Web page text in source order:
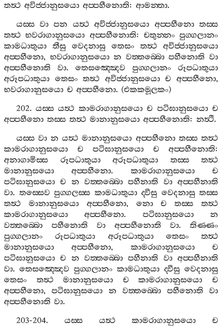
තත්‍ථ අවිජ‍්ජානුසයො අප‍්පහීනොති: ආමන‍්තා.
යස‍්ස වා පන යත්‍ථ අවිජ‍්ජානුසයො අප‍්පහීනො තස‍්ස
තත්‍ථ භවරාගානුසයො අප‍්පහීනොති: චතුන‍්නං පුග‍්ගලානං
කාමධාතුයා
තීසු වෙදනාසු තෙසං තත්‍ථ
අවිජ‍්ජානුසයො
අප‍්පහීනො, භවරාගානුසයො න වත‍්තබ‍්බො පහීනොති වා
අප‍්පහීනොති
වා. තෙසඤ‍්ඤෙව පුග‍්ගලානං
රූපධාතුයා
අරූපධාතුයා තෙසං තත්‍ථ අවිජ‍්ජානුසයො ච අප‍්පහීනො,
භවරාගානුසයො ච අප‍්පහීනො. (එකකමූලකං)
202.යස‍්ස යත්‍ථ කාමරාගානුසයො ච පටිඝානුසයො ච
අප‍්පහීනො තස‍්ස තත්‍ථ මානානුසයො අප‍්පහීනොති: නත්‍ථි.
යස‍්ස වා න යත්‍ථ මානානුසයො අප‍්පහීනො තස‍්ස තත්‍ථ
කාමරාගානුසයො
ච පටිඝානුසයො ච අප‍්පහීනොති:
අනාගාමිස‍්ස
රූපධාතුයා අරූපධාතුයා තස‍්ස
තත්‍ථ
මානානුසයො
අප‍්පහීනො. කාමරාගානුසයො
ච
පටිඝානුසයො ච න වත‍්තබ‍්බො පහීනාති වා අප‍්පහීනාති
වා. තස‍්සෙව පුග‍්ගලස‍්ස කාමධාතුයා ද‍්වීසු වෙදනාසු තස‍්ස
තත්‍ථ
මානානුසයො අප‍්පහීනො, නො ච තස‍්ස
තත්‍ථ
කාමරාගානුසයො
අප‍්පහීනො. පටිඝානුසයො
න
වත‍්තබ‍්බො
පහීනොති වා අප‍්පහීනොති වා. තිණ‍්ණං
පුග‍්ගලානං
රූපධාතුයා අරූපධාතුයා තෙසං
තත්‍ථ
මානානුසයො
අප‍්පහීනො, කාමරාගානුසයො
ච
පටිඝානුසයො ච න වත‍්තබ‍්බො පහීනාති වා අප‍්පහීනාති
වා. තෙසඤ‍්ඤෙව පුග‍්ගලානං කාමධාතුයා ද‍්වීසු වෙදනාසු
තෙසං
තත්‍ථ මානානුසයො ච කාමරාගානුසයො
ච
අප‍්පහීනො, පටිඝානුසයො න වත‍්තබ‍්බො පහීනොති
වා
අප‍්පහීනොති වා.
203-204. යස‍්ස යත්‍ථ කාමරාගානුසයො
ච